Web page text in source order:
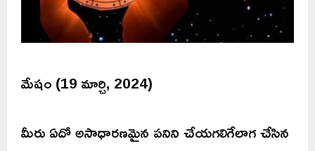
మేషం (19 మార్చి, 2024)
మీరు ఏదో అసాధారణమైన పనిని చేయగలిగేలాగ చేసిన